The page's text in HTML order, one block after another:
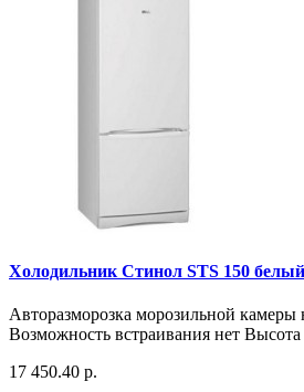
Холодильник Стинол STS 150 белый
Авторазморозка морозильной камеры
Возможность встраивания нет
17 450.40 р.